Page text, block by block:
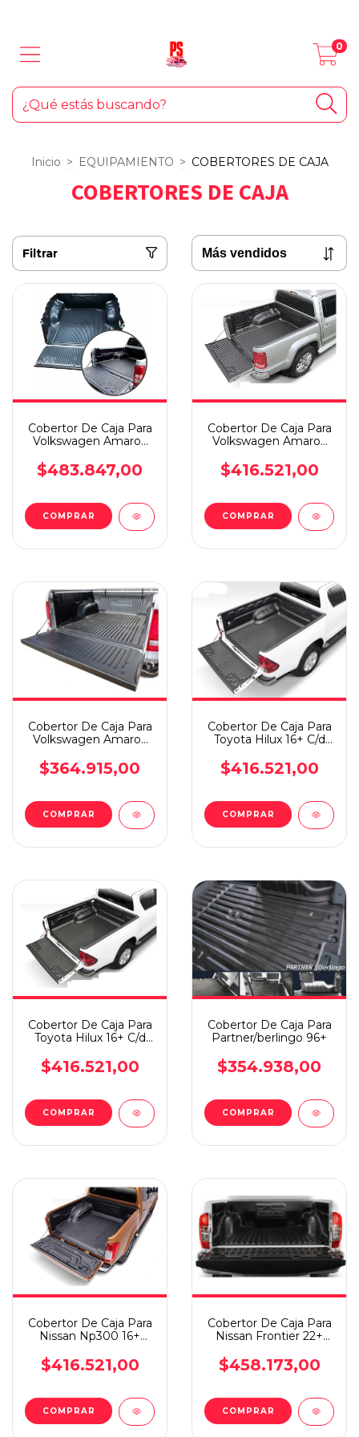
0
Inicio > EQUIPAMIENTO > COBERTORES DE CAJA
COBERTORES DE CAJA
Filtrar
Cobertor De Caja Para
Volkswagen Amarok
$483.847,00
Cobertor De Caja Para
Volkswagen Amarok
$416.521,00
Cobertor De Caja Para
Volkswagen Amarok
$364.915,00
Cobertor De Caja Para
Toyota Hilux 16+ C/d
$416.521,00
Cobertor De Caja Para
Toyota Hilux 16+ C/d
$416.521,00
Cobertor De Caja Para
Partner/berlingo 96+
$354.938,00
Cobertor De Caja Para
Nissan Np300 16+
$416.521,00
Cobertor De Caja Para
Nissan Frontier 22+
$458.173,00